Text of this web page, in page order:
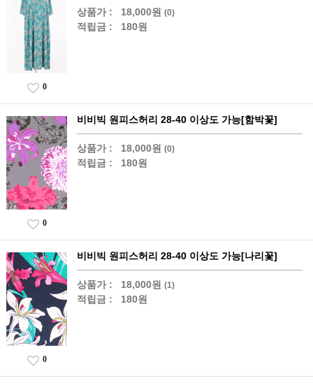
상품가 : 18,000원 (0)
적립금 : 180원
0
비비빅 원피스허리 28-40 이상도 가능[함박꽃]
상품가 : 18,000원 (0)
적립금 : 180원
0
비비빅 원피스허리 28-40 이상도 가능[나리꽃]
상품가 : 18,000원 (1)
적립금 : 180원
0